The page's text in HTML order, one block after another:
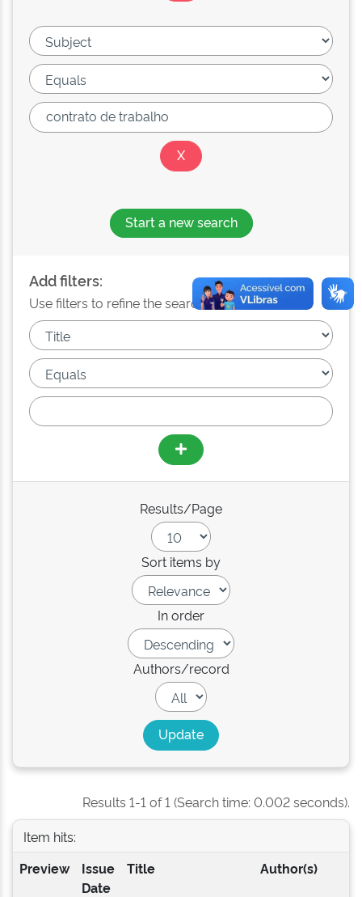
Start a new search
Add filters:
Use filters to refine the search results.
Results/Page
Sort items by
In order
Authors/record
Results 1-1 of 1 (Search time: 0.002 seconds).
Item hits:
Preview
Issue
Date
Title Author(s)